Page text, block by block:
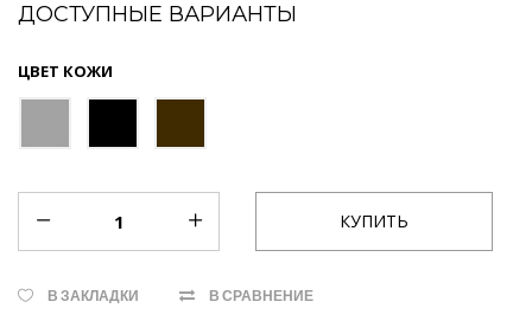
ДОСТУПНЫЕ ВАРИАНТЫ
ЦВЕТ КОЖИ
В ЗАКЛАДКИ В СРАВНЕНИЕ